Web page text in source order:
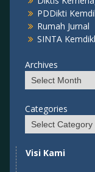
PDDikti
Rumah Jurnal
SINTA
Archives
Categories
Visi Kami